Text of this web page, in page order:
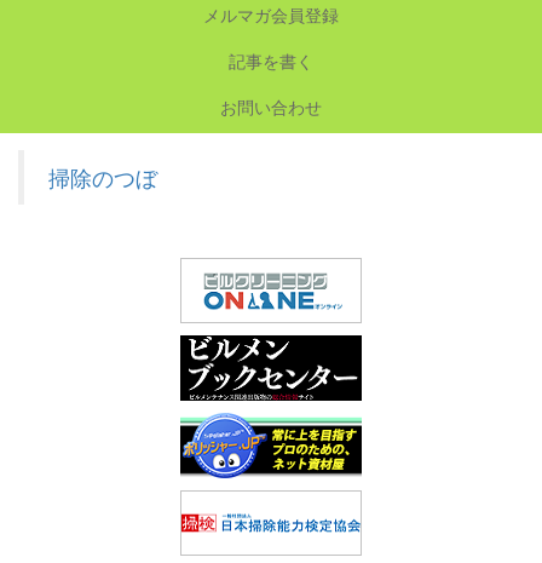
メルマガ会員登録
記事を書く
お問い合わせ
掃除のつぼ